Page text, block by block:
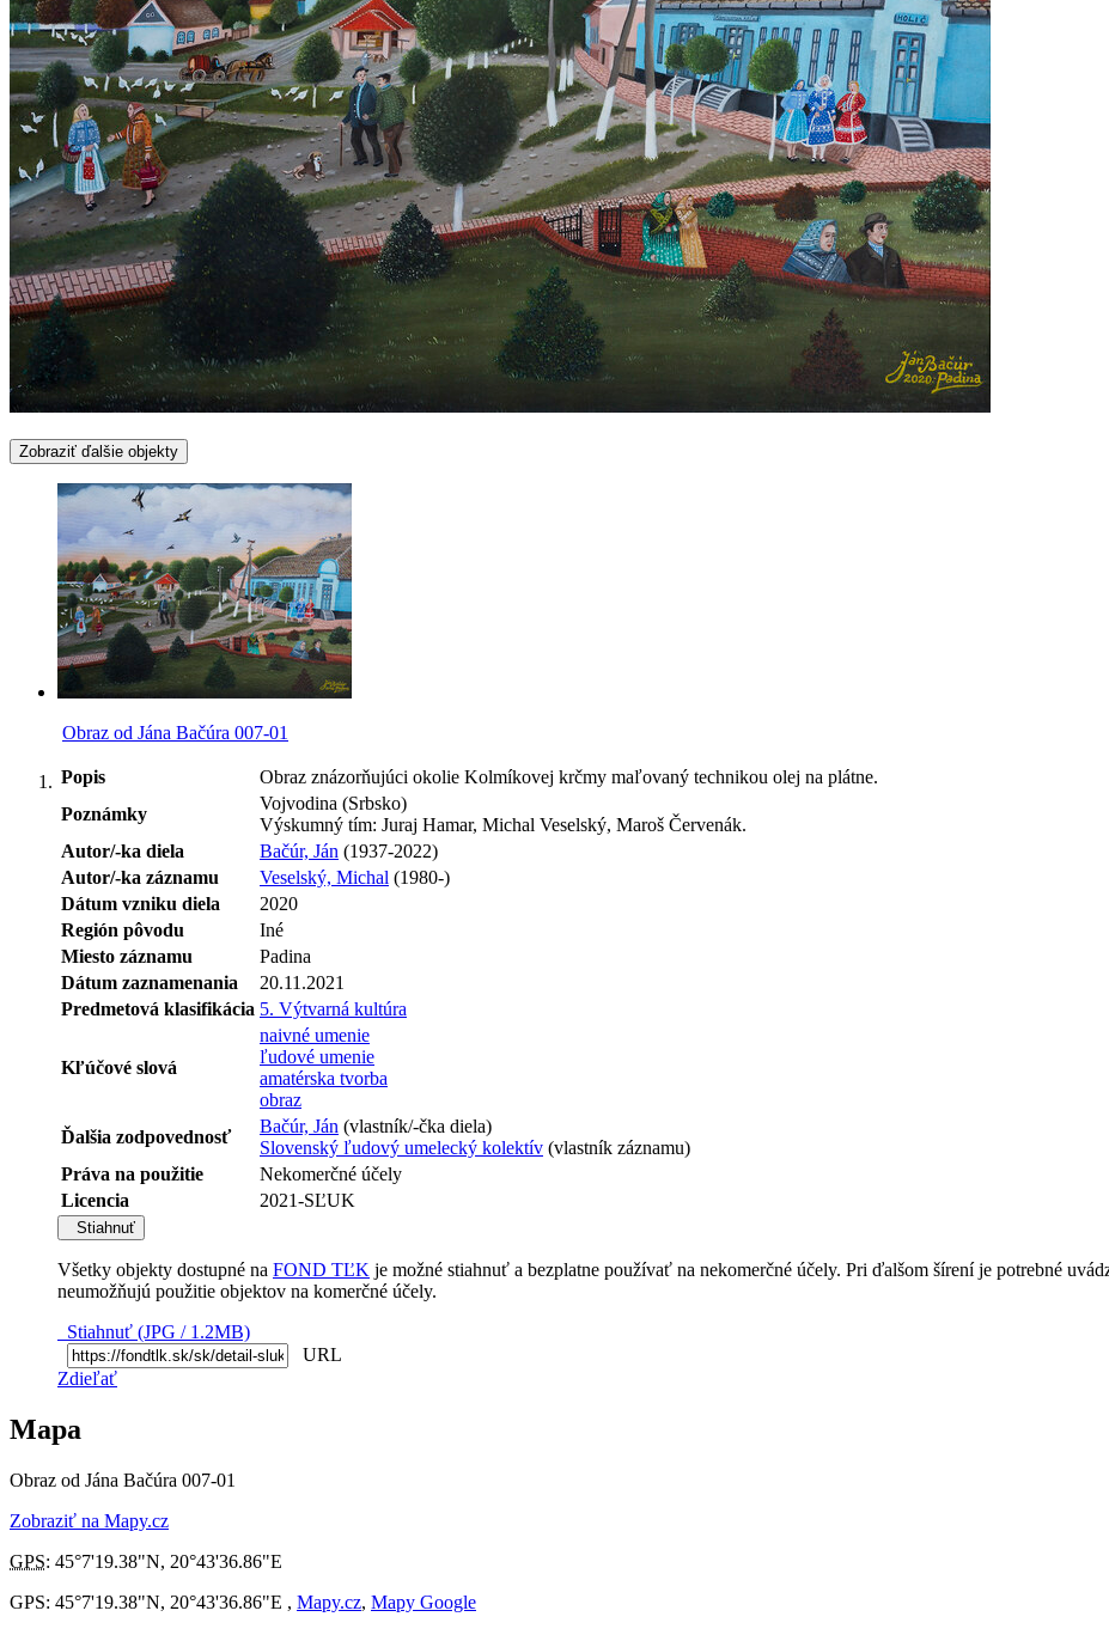
Zobraziť ďalšie objekty
Obraz od Jána Bačúra 007-01
Popis
Obraz znázorňujúci okolie Kolmíkovej krčmy maľovaný technikou olej na plátne.
Poznámky
Vojvodina (Srbsko)
Výskumný tím: Juraj Hamar, Michal Veselský, Maroš Červenák.
Autor/-ka diela
Bačúr, Ján (1937-2022)
Autor/-ka záznamu
Veselský, Michal (1980-)
Dátum vzniku diela
2020
Región pôvodu
Iné
Miesto záznamu
Padina
Dátum zaznamenania
20.11.2021
Predmetová klasifikácia 5. Výtvarná kultúra
Kľúčové slová
naivné umenie
ľudové umenie
amatérska tvorba
obraz
Ďalšia zodpovednosť
Bačúr, Ján (vlastník/-čka diela)
Slovenský ľudový umelecký kolektív (vlastník záznamu)
Práva na použitie
Nekomerčné účely
Licencia
2021-SĽUK
Stiahnuť
Všetky objekty dostupné na FOND TĽK je možné stiahnuť a bezplatne používať na nekomerčné účely. Pri ďalšom šírení je potrebné
neumožňujú použitie objektov na komerčné účely.
Stiahnuť (JPG / 1.2MB)
URL
Zdieľať
Mapa
Obraz od Jána Bačúra 007-01
Zobraziť na Mapy.cz
GPS: 45°7'19.38"N, 20°43'36.86"E
GPS: 45°7'19.38"N, 20°43'36.86"E , Mapy.cz, Mapy Google